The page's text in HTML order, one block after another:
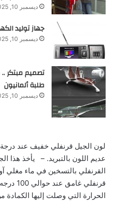
ديسمبر 10, 2025
جهاز توليد
ديسمبر 10, 2025
تصميم مبتكر
طلبة ألمانيون
ديسمبر 10, 2025
لون الجيل قرنفلي خفيف عند درجة
عديم اللون بالتبريد. – يأخذ هذا
القرنفلي بالتسخين في ماء مغلي
قرنفلي
الحرارة التي وصلت إليها الكمادة